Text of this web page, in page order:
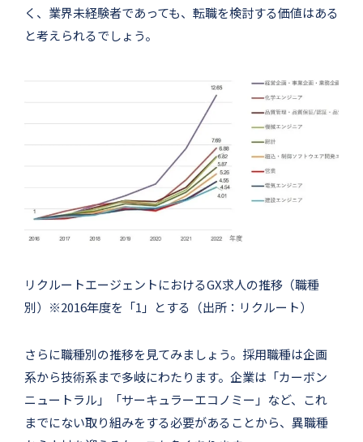
く、業界未経験者であっても、転職を検討する価値はある
と考えられるでしょう。
リクルートエージェントにおけるGX求人の推移（職種
別）※2016年度を「1」とする（出所：リクルート）
さらに職種別の推移を見てみましょう。採用職種は企画
系から技術系まで多岐にわたります。企業は「カーボン
ニュートラル」「サーキュラーエコノミー」など、これ
までにない取り組みをする必要があることから、異職種